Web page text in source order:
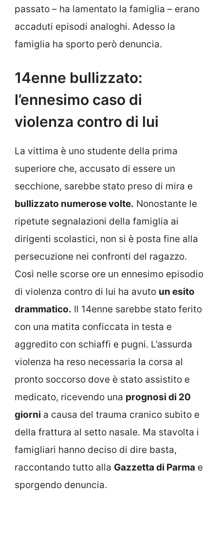
passato – ha lamentato la famiglia – erano
accaduti episodi analoghi. Adesso la
famiglia ha sporto però denuncia.
14enne bullizzato:
l’ennesimo caso di
violenza contro di lui
La vittima è uno studente della prima
superiore che, accusato di essere un
secchione, sarebbe stato preso di mira e
bullizzato numerose volte. Nonostante le
ripetute segnalazioni della famiglia ai
dirigenti scolastici, non si è posta fine alla
persecuzione nei confronti del ragazzo.
Così nelle scorse ore un ennesimo episodio
di violenza contro di lui ha avuto un esito
drammatico. Il 14enne sarebbe stato ferito
con una matita conficcata in testa e
aggredito con schiaffi e pugni. L’assurda
violenza ha reso necessaria la corsa al
pronto soccorso dove è stato assistito e
medicato, ricevendo una prognosi di 20
giorni a causa del trauma cranico subito e
della frattura al setto nasale. Ma stavolta i
famigliari hanno deciso di dire basta,
raccontando tutto alla Gazzetta di Parma e
sporgendo denuncia.